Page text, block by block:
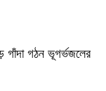
গাঁদা গঠন ভূগর্ভজলের